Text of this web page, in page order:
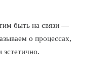
быть на связи —
о процессах,
эстетично.